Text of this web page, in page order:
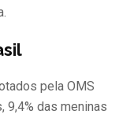
pela OMS
9,4% das meninas